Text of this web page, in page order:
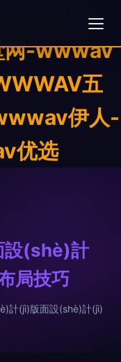
人
网-wwwav
五
伊人-
优选
設(shè)計
局技巧
計(jì)版面設(shè)計(jì)